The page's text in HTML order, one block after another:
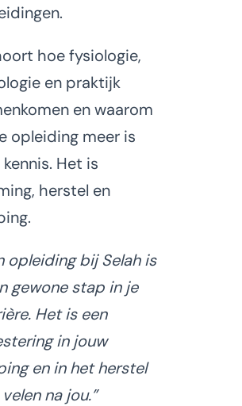
hoe fysiologie,
en praktijk
en waarom
opleiding meer is
Het is
herstel en
opleiding bij Selah is
gewone stap in je
Het is een
in jouw
en in het herstel
na jou.”